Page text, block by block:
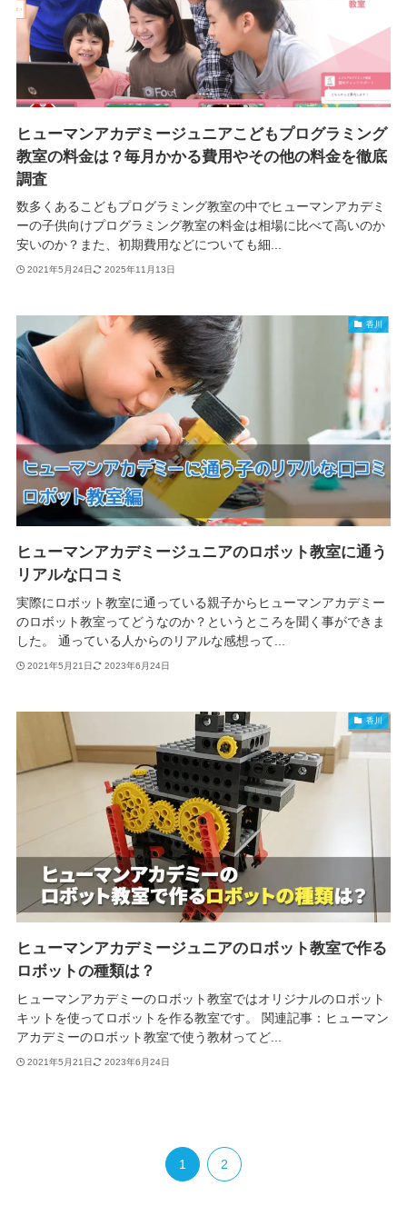
ヒューマンアカデミージュニアこどもプログラミング
教室の料金は？毎月かかる費用やその他の料金を徹底
調査
数多くあるこどもプログラミング教室の中でヒューマンアカデミ
ーの子供向けプログラミング教室の料金は相場に比べて高いのか
安いのか？また、初期費用などについても細...
2021年5月24日 2025年11月13日
香川
ヒューマンアカデミージュニアのロボット教室に通う
リアルな口コミ
実際にロボット教室に通っている親子からヒューマンアカデミー
のロボット教室ってどうなのか？というところを聞く事ができま
した。 通っている人からのリアルな感想って...
2021年5月21日 2023年6月24日
香川
ヒューマンアカデミージュニアのロボット教室で作る
ロボットの種類は？
ヒューマンアカデミーのロボット教室ではオリジナルのロボット
キットを使ってロボットを作る教室です。 関連記事：ヒューマン
アカデミーのロボット教室で使う教材ってど...
2021年5月21日 2023年6月24日
1 2